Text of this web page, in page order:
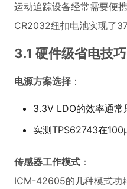
运动追踪设备经常需要便
CR2032纽扣电池实现了
3.1 硬件级省电技巧
电源方案选择 ：
3.3V LDO的效率通
实测TPS62743在
传感器工作模式 ：
ICM-42605的几种模式功